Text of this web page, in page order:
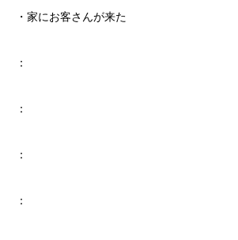
・家にお客さんが来た
：
：
：
：